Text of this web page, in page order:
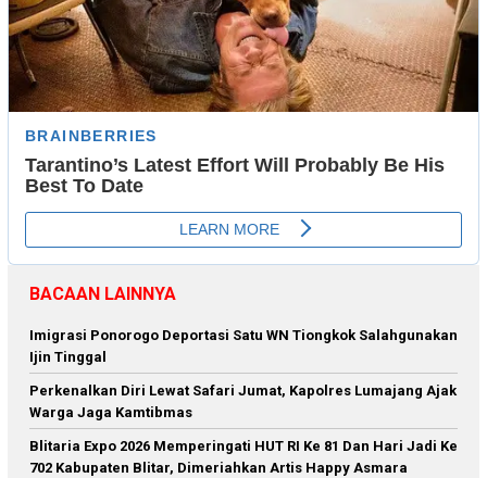
BACAAN LAINNYA
Imigrasi Ponorogo Deportasi Satu WN Tiongkok Salahgunakan
Ijin Tinggal
Perkenalkan Diri Lewat Safari Jumat, Kapolres Lumajang Ajak
Warga Jaga Kamtibmas
Blitaria Expo 2026 Memperingati HUT RI Ke 81 Dan Hari Jadi Ke
702 Kabupaten Blitar, Dimeriahkan Artis Happy Asmara